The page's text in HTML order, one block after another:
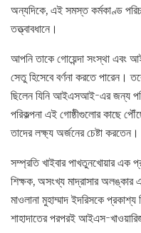
অন্যদিকে, এই সমস্ত কর্মকাণ্ড
তত্ত্বাবধানে।
আপনি তাকে গোয়েন্দা সংস্থা এবং
সেতু হিসেবে বর্ণনা করতে পারেন।
ছিলেন যিনি আইএসআই-এর জন্য
পরিকল্পনা এই গোষ্ঠীগুলোর কাছে
তাদের লক্ষ্য অর্জনের চেষ্টা করতেন।
সম্প্রতি খাইবার পাখতুনখোয়ার এক
শিক্ষক, অসংখ্য মাদ্রাসার অলঙ্কার
মাওলানা মুহাম্মাদ ইদরিসকে
শাহাদাতের পরপরই আইএস-